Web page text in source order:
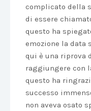
complicato della
di essere
questo ha
emozione la data
qui è una riprova
raggiungere con
questo ha
successo
non aveva osato